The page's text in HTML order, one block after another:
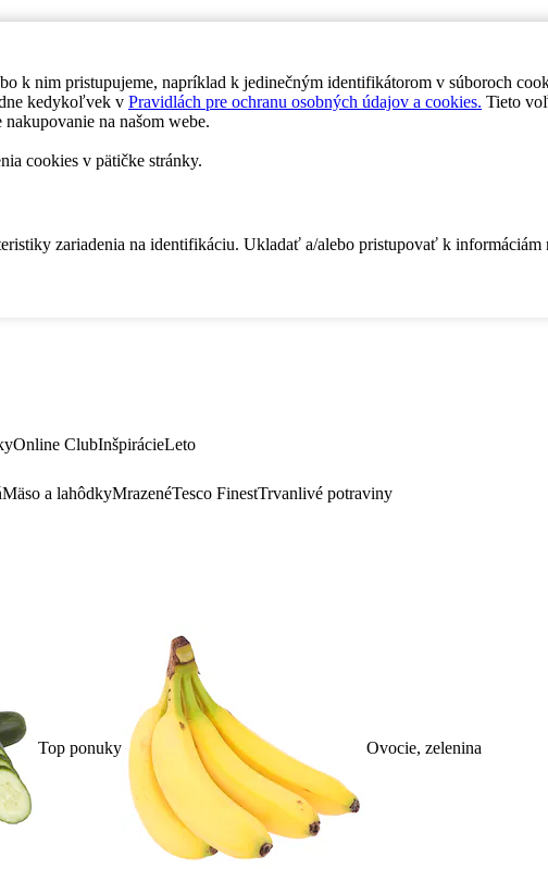
k nim pristupujeme, napríklad k jedinečným identifikátorom v súboroch
kedykoľvek v Pravidlách pre ochranu osobných údajov a cookies. Tieto
na našom webe.
cookies v pätičke stránky.
zariadenia na identifikáciu. Ukladať a/alebo pristupovať k informáciám
Online ClubInšpirácieLeto
Mäso a lahôdkyMrazenéTesco FinestTrvanlivé potraviny
Top ponuky Ovocie, zelenina